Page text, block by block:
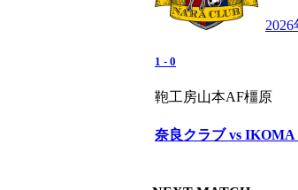
2026
1 - 0
鞄工房山本AF橿原
奈良クラブ vs IKOMA